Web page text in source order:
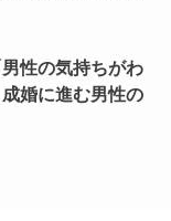
性の気持ちがわ
婚に進む男性の